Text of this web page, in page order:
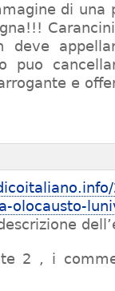
di una
puo
e
olocausto-
2 , i